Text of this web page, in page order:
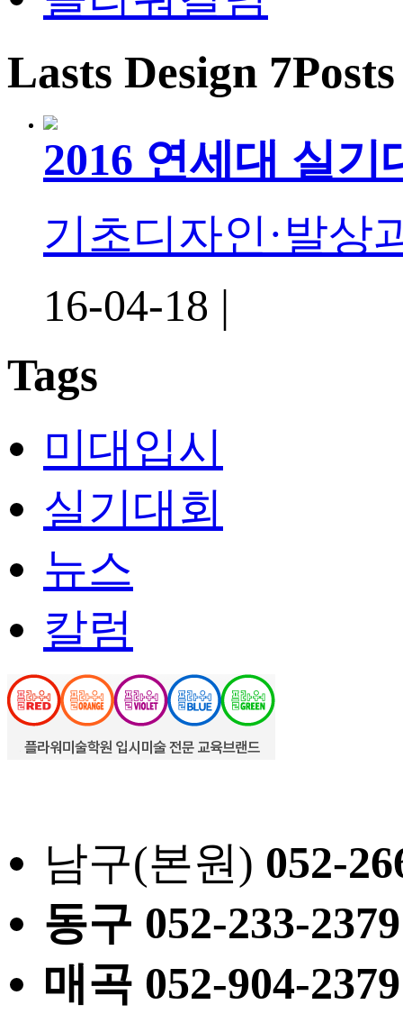
Lasts Design 7Posts
2016 연세대 실기
기초디자인·발상
16-04-18 |
Tags
미대입시
실기대회
뉴스
칼럼
남구(본원) 052-
동구 052-233-2379
매곡 052-904-2379